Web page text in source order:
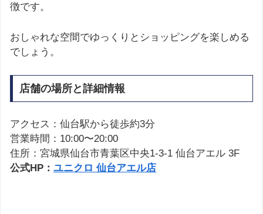
徴です。
おしゃれな空間でゆっくりとショッピングを楽しめる
でしょう。
店舗の場所と詳細情報
アクセス：仙台駅から徒歩約3分
営業時間：10:00〜20:00
住所：宮城県仙台市青葉区中央1-3-1 仙台アエル 3F
公式HP： ユニクロ 仙台アエル店